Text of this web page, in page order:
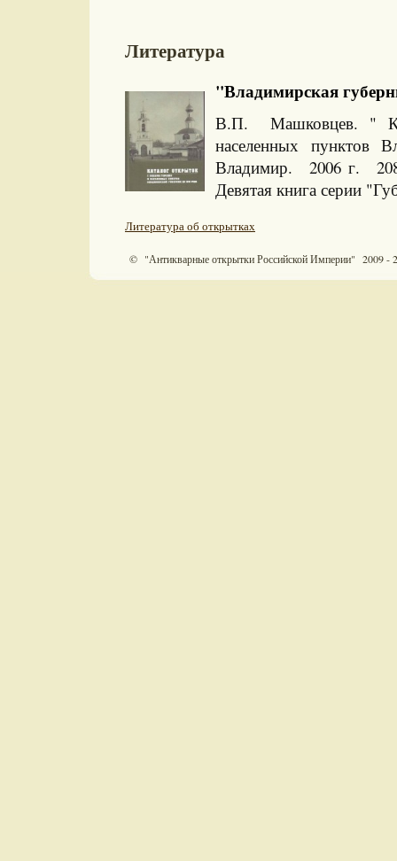
Литература
"Владимирская
В.П. Машковцев. "
населенных пунктов
Владимир. 2006 г.
Девятая книга серии
Литература об открытках
© "Антикварные открытки Российской Империи" 2009 -